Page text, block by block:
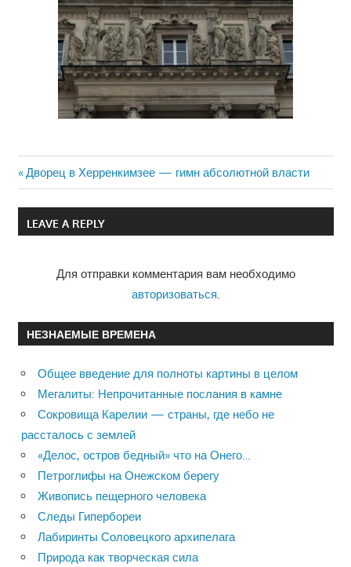
Навигация
по
Previous
Post:
Дворец в Херренкимзее — гимн абсолютной власти
LEAVE A REPLY
Для отправки комментария вам необходимо
авторизоваться
НЕЗНАЕМЫЕ ВРЕМЕНА
Общее введение для полноты картины в целом
Мегалиты: Непрочитанные послания в камне
Сокровища Карелии — страны, где небо не
рассталось с землей
«Делос, остров бедный» что на Онего…
Петроглифы на Онежском берегу
Живопись пещерного человека
Следы Гипербореи
Лабиринты Соловецкого архипелага
Природа как творческая сила